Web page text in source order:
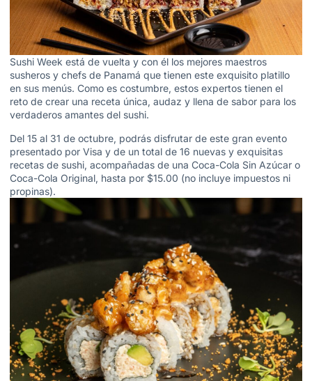
Sushi Week está de vuelta y con él los mejores maestros
susheros y chefs de Panamá que tienen este exquisito platillo
en sus menús. Como es costumbre, estos expertos tienen el
reto de crear una receta única, audaz y llena de sabor para los
verdaderos amantes del sushi.
Del 15 al 31 de octubre, podrás disfrutar de este gran evento
presentado por Visa y de un total de 16 nuevas y exquisitas
recetas de sushi, acompañadas de una Coca-Cola Sin Azúcar o
Coca-Cola Original, hasta por $15.00 (no incluye impuestos ni
propinas).